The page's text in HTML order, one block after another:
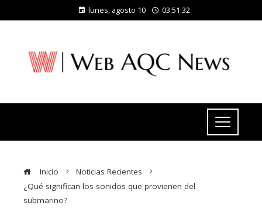
lunes, agosto 10 03:51:32
Inicio
Noticias Recientes
¿Qué significan los sonidos que provienen del
submarino?